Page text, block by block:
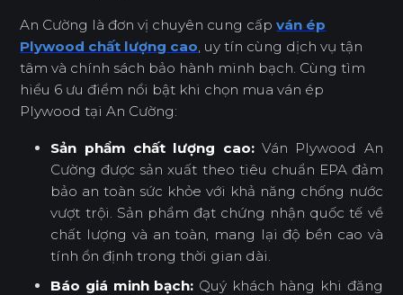
An Cường là đơn vị chuyên cung cấpván ép
Plywood chất lượng cao, uy tín cùng dịch vụ tận
tâm và chính sách bảo hành minh bạch. Cùng tìm
hiểu 6 ưu điểm nổi bật khi chọn mua ván ép
Plywood tại An Cường:
Sản phẩm chất lượng cao:Ván Plywood An
Cường được sản xuất theo tiêu chuẩn EPA đảm
bảo an toàn sức khỏe với khả năng chống nước
vượt trội. Sản phẩm đạt chứng nhận quốc tế về
chất lượng và an toàn, mang lại độ bền cao và
tính ổn định trong thời gian dài.
Báo giá minh bạch: Quý khách hàng khi đăng